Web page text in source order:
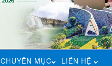
CHUYÊN MỤC LIÊN HỆ